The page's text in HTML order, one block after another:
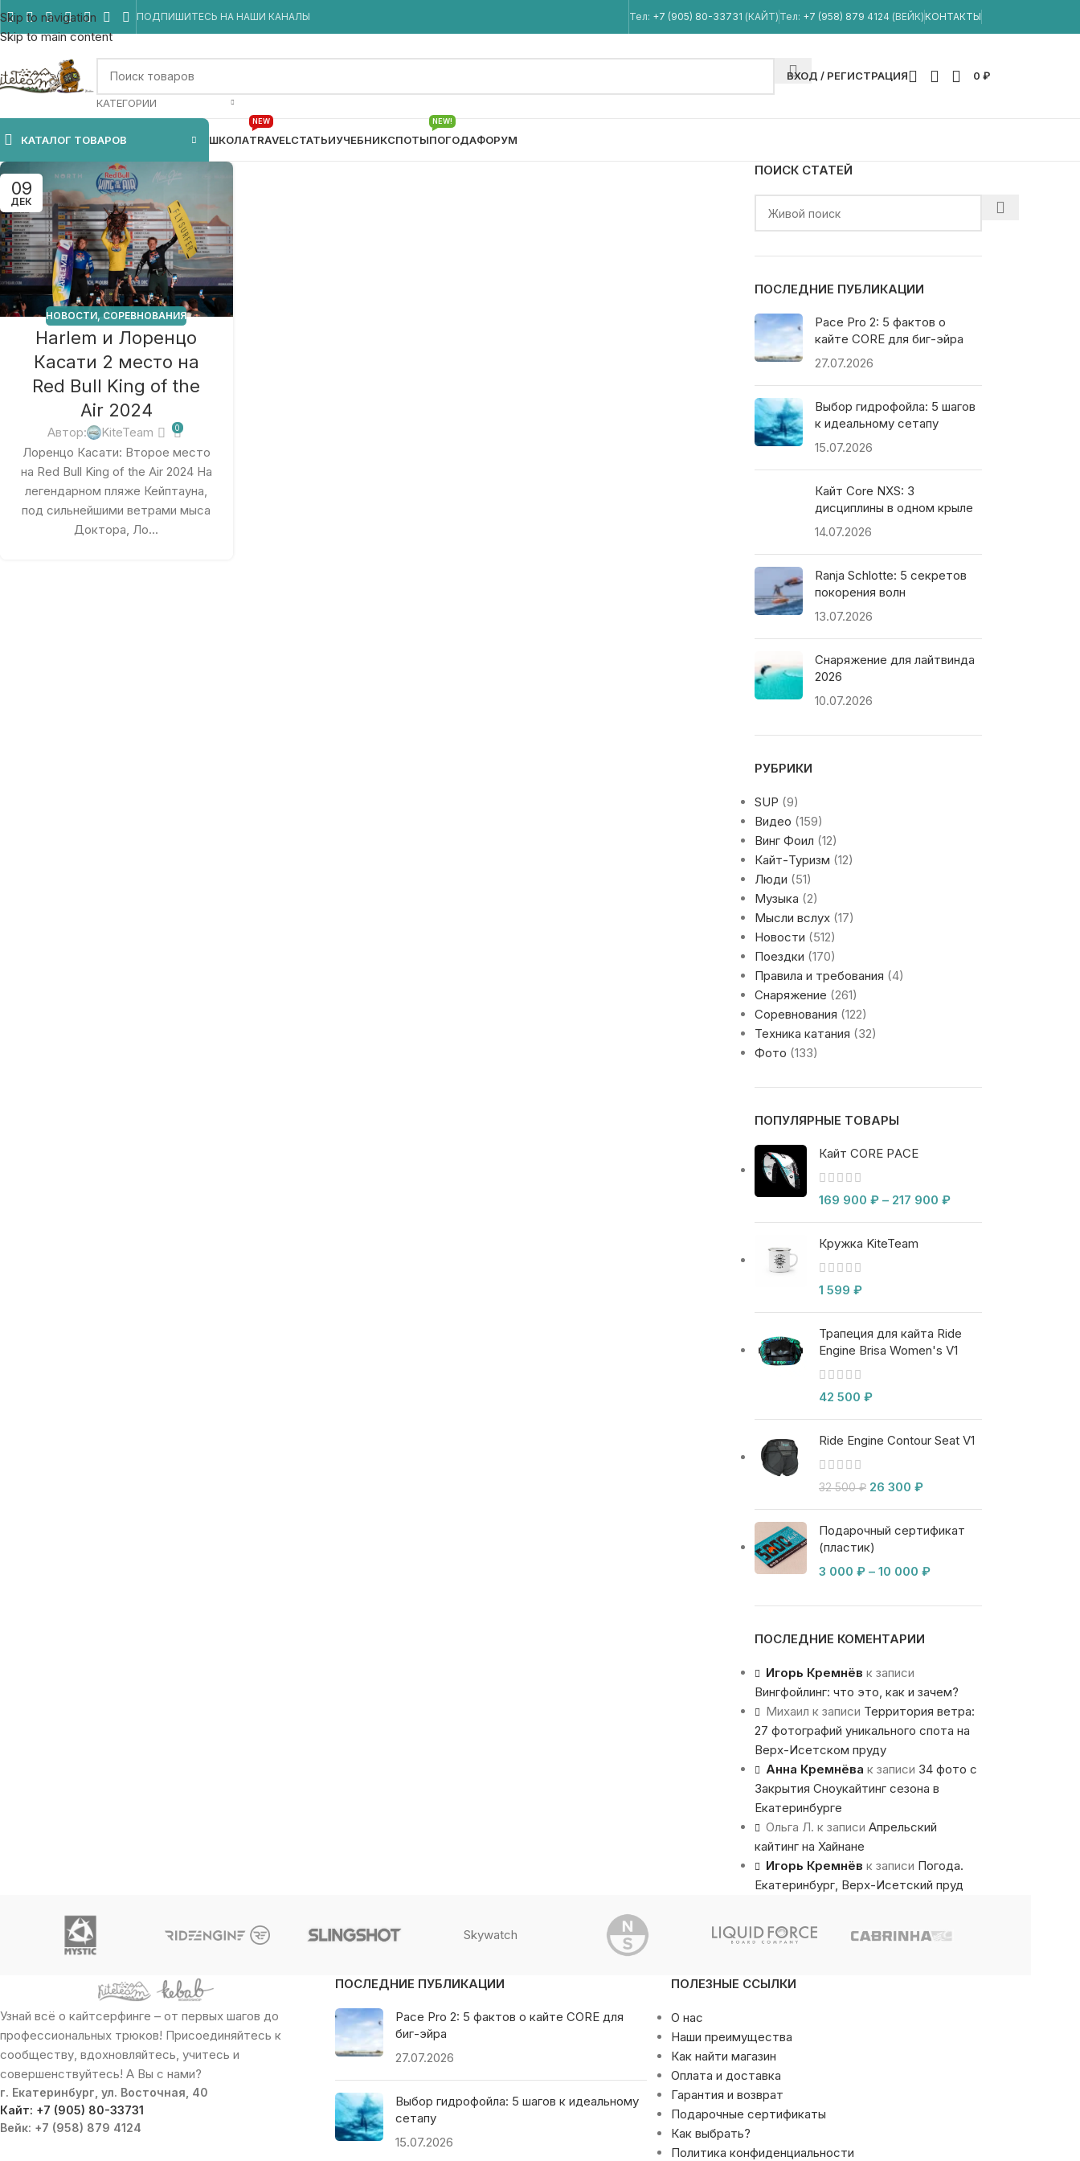
Skip to navigation
Skip to main content
ПОДПИШИТЕСЬ НА НАШИ КАНАЛЫ
Тел: +7 (905) 80-33731 (КАЙТ) Тел: +7 (958) 879 4124 (ВЕЙК) КОНТАКТЫ
КАТЕГОРИИ
ВХОД / РЕГИСТРАЦИЯ 0 ₽
КАТАЛОГ ТОВАРОВ ШКОЛАTRAVEL
NEW
СТАТЬИУЧЕБНИКСПОТЫПОГОДА
NEW!
ФОРУМ
09
ДЕК
НОВОСТИ СОРЕВНОВАНИЯ
Harlem и Лоренцо
Касати 2 место на
Red Bull King of the
Air 2024
Автор: KiteTeam 0
Лоренцо Касати: Второе место
на Red Bull King of the Air 2024 На
легендарном пляже Кейптауна,
под сильнейшими ветрами мыса
Доктора, Ло...
ПОИСК СТАТЕЙ
ПОСЛЕДНИЕ ПУБЛИКАЦИИ
Pace Pro 2: 5 фактов о
кайте CORE для биг-эйра
27.07.2026
Выбор гидрофойла: 5 шагов
к идеальному сетапу
15.07.2026
Кайт Core NXS: 3
дисциплины в одном крыле
14.07.2026
Ranja Schlotte: 5 секретов
покорения волн
13.07.2026
Снаряжение для лайтвинда
2026
10.07.2026
РУБРИКИ
SUP (9)
Видео (159)
Винг Фоил (12)
Кайт-Туризм (12)
Люди (51)
Музыка (2)
Мысли вслух(17)
Новости (512)
Поездки (170)
Правила и требования (4)
Снаряжение (261)
Соревнования (122)
Техника катания (32)
Фото (133)
ПОПУЛЯРНЫЕ ТОВАРЫ
Кайт CORE PACE
169 900 ₽ – 217 900 ₽
Кружка KiteTeam
1 599 ₽
Трапеция для кайта Ride
Engine Brisa Women's V1
42 500 ₽
Ride Engine Contour Seat V1
32 500₽ 26 300 ₽
Подарочный сертификат
(пластик)
3 000 ₽ – 10 000 ₽
ПОСЛЕДНИЕ КОМЕНТАРИИ
Игорь Кремнёв к записи
Вингфойлинг: что это, как и зачем?
Михаил к записи Территория ветра:
27 фотографий уникального спота на
Верх-Исетском пруду
Анна Кремнёва к записи 34 фото с
Закрытия Сноукайтинг сезона в
Екатеринбурге
Ольга Л. к записи Апрельский
кайтинг на Хайнане
Игорь Кремнёв к записи Погода.
Екатеринбург, Верх-Исетский пруд
Skywatch
Узнай всё о кайтсерфинге – от первых шагов до
профессиональных трюков! Присоединяйтесь к
сообществу, вдохновляйтесь, учитесь и
совершенствуйтесь! А Вы с нами?
г. Екатеринбург, ул. Восточная, 40
Кайт: +7 (905) 80-33731
Вейк: +7 (958) 879 4124
ПОСЛЕДНИЕ ПУБЛИКАЦИИ
Pace Pro 2: 5 фактов о кайте CORE для
биг-эйра
27.07.2026
Выбор гидрофойла: 5 шагов к идеальному
сетапу
15.07.2026
ПОЛЕЗНЫЕ ССЫЛКИ
О нас
Наши преимущества
Как найти магазин
Оплата и доставка
Гарантия и возврат
Подарочные сертификаты
Как выбрать?
Политика конфиденциальности